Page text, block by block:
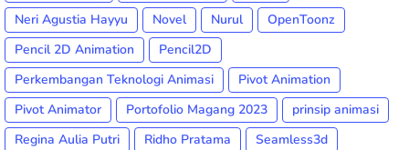
Neri Agustia Hayyu
Novel Nurul
OpenToonz
Pencil 2D Animation
Pencil2D
Perkembangan Teknologi Animasi
Pivot Animation
Pivot Animator
Portofolio Magang 2023
prinsip animasi
Regina Aulia Putri
Ridho Pratama
Seamless3d